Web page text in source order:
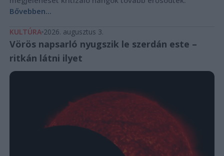
Bővebben...
KULTÚRA 2026. augusztus 3.
Vörös napsarló nyugszik le szerdán este –
ritkán látni ilyet